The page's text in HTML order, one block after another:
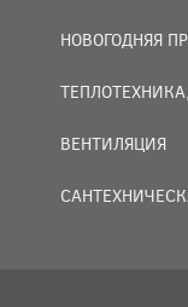
НОВОГОДНЯЯ
ВЕНТИЛЯЦИЯ